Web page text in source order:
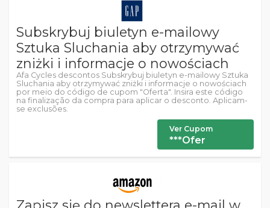
Subskrybuj biuletyn e-mailowy
Sztuka Sluchania aby otrzymywać
zniżki i informacje o nowościach
Afa Cycles descontos Subskrybuj biuletyn e-mailowy Sztuka
Sluchania aby otrzymywać zniżki i informacje o nowościach
por meio do código de cupom "Oferta". Insira este código
na finalização da compra para aplicar o desconto. Aplicam-
se exclusões.
Ver Cupom
***Ofer